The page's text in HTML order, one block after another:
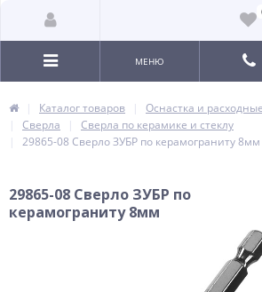
МЕНЮ
Каталог товаров
Оснастка и
Сверла
Сверла по керамике и стеклу
29865-08 Сверло ЗУБР по керамограниту 8мм
29865-08 Сверло ЗУБР по
керамограниту 8мм